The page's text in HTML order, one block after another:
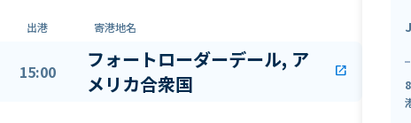
出港 寄港地名
15:00
フォートローダーデール, ア
メリカ合衆国
open_in_new